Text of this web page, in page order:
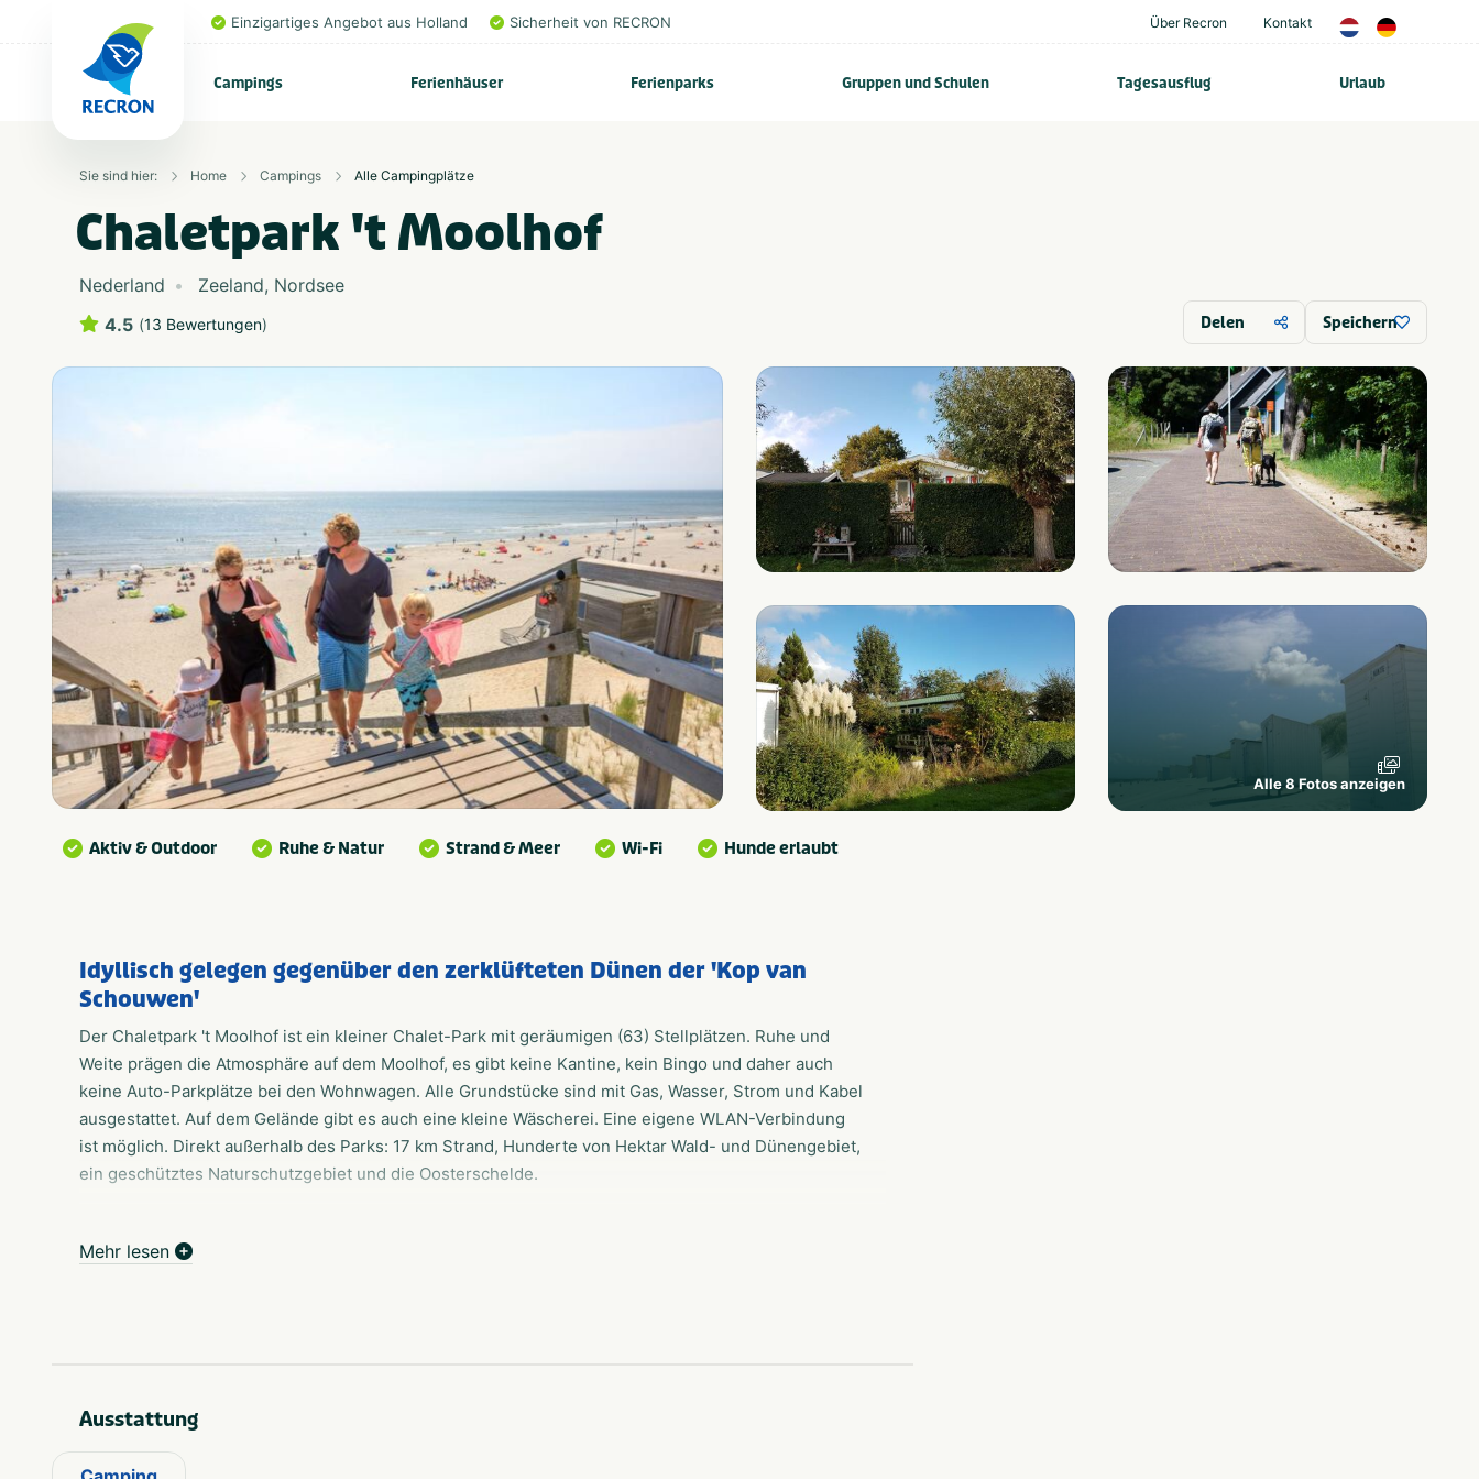
Einzigartiges Angebot aus Holland Sicherheit von RECRON Über Recron Kontakt
Campings Ferienhäuser Ferienparks Gruppen und Schulen Tagesausflug Urlaub
Sie sind hier: Home Campings Alle Campingplätze
Chaletpark 't Moolhof
Nederland Zeeland, Nordsee
4.5 (13 Bewertungen) Delen Speichern
Alle 8 Fotos anzeigen
Aktiv & Outdoor Ruhe & Natur Strand & Meer Wi-Fi Hunde erlaubt
Idyllisch gelegen gegenüber den zerklüfteten Dünen der 'Kop van
Schouwen'
Der Chaletpark 't Moolhof ist ein kleiner Chalet-Park mit geräumigen (63) Stellplätzen. Ruhe und
Weite prägen die Atmosphäre auf dem Moolhof, es gibt keine Kantine, kein Bingo und daher auch
keine Auto-Parkplätze bei den Wohnwagen. Alle Grundstücke sind mit Gas, Wasser, Strom und Kabel
ausgestattet. Auf dem Gelände gibt es auch eine kleine Wäscherei. Eine eigene WLAN-Verbindung
ist möglich. Direkt außerhalb des Parks: 17 km Strand, Hunderte von Hektar Wald- und Dünengebiet,
ein geschütztes Naturschutzgebiet und die Oosterschelde.
Natürlich sind Sie herzlich eingeladen, den Chaletpark 't Moolhof in Westenschouwen zu
15 Minuten zu Fuß vom Wald und Strand entfernt, liegt der Chaletpark 't Moolhof direkt am Rand der
zerklüfteten Dünen der 'Kop van Schouwen'. Vom Moolhof-Park aus erreichen Sie den Strand und
Mehr lesen
Ausstattung